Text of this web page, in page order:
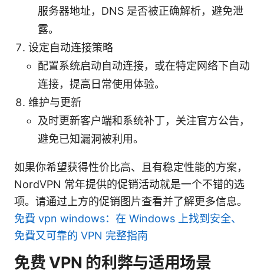
服务器地址，DNS 是否被正确解析，避免泄
露。
设定自动连接策略
配置系统启动自动连接，或在特定网络下自动
连接，提高日常使用体验。
维护与更新
及时更新客户端和系统补丁，关注官方公告，
避免已知漏洞被利用。
如果你希望获得性价比高、且有稳定性能的方案，
NordVPN 常年提供的促销活动就是一个不错的选
项。请通过上方的促销图片查看并了解更多信息。
免費 vpn windows：在 Windows 上找到安全、
免費又可靠的 VPN 完整指南
免费 VPN 的利弊与适用场景